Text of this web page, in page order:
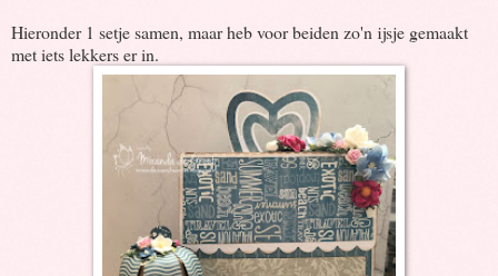
Hieronder 1 setje samen, maar heb voor beiden zo'n ijsje gemaakt
met iets lekkers er in.